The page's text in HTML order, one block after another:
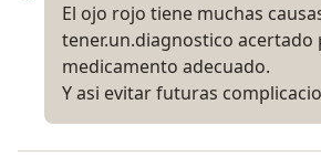
El ojo rojo tiene muchas
tener.un.diagnostico acertado
medicamento adecuado.
Y asi evitar futuras